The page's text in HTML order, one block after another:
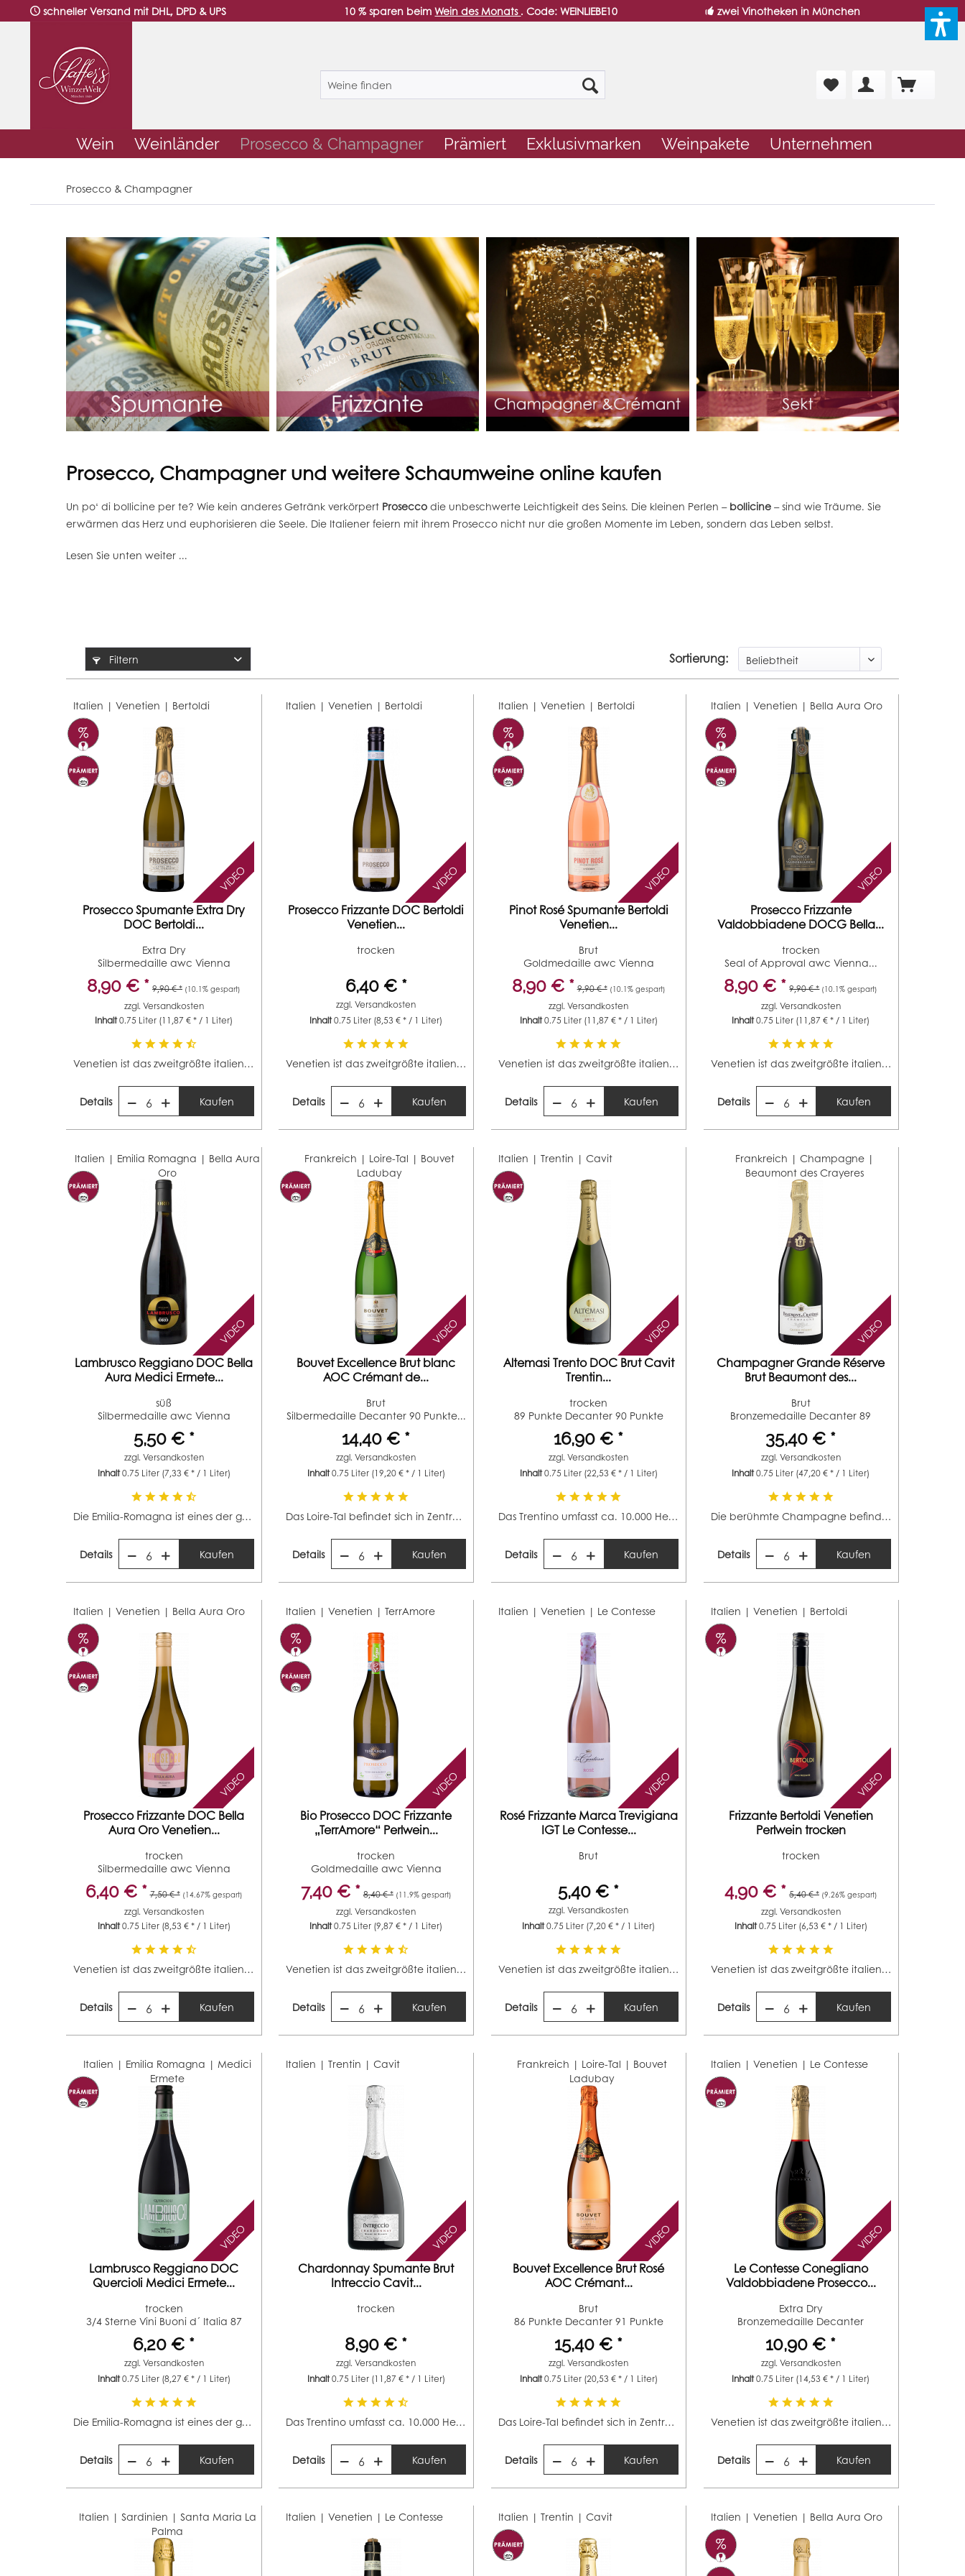
schneller Versand mit DHL, DPD & UPS 10 % sparen beimWein des Monats . Code: WEINLIEBE10 zwei Vinotheken in München
Wein Weinländer Prosecco & Champagner Prämiert Exklusivmarken Weinpakete Unternehmen
Prosecco & Champagner
Prosecco, Champagner und weitere Schaumweine online kaufen
Un po‘ di bollicine per te? Wie kein anderes Getränk verkörpert Prosecco die unbeschwerte Leichtigkeit des Seins. Die kleinen Perlen – bollicine – sind wie Träume. Sie
erwärmen das Herz und euphorisieren die Seele. Die Italiener feiern mit ihrem Prosecco nicht nur die großen Momente im Leben, sondern das Leben selbst.
Lesen Sie unten weiter ...
Filtern Sortierung:
Italien | Venetien | Bertoldi
VIDEO
Prosecco Spumante Extra Dry
DOC Bertoldi...
Extra Dry
Silbermedaille awc Vienna
Silbermedaille...
8,90 € * 9,90 € * (10.1% gespart)
zzgl. Versandkosten
Inhalt0.75 Liter (11,87 € * / 1 Liter)
Venetien ist das zweitgrößte italienische Weinbaugebiet...
Details 6 Kaufen
Italien | Venetien | Bertoldi
VIDEO
Prosecco Frizzante DOC Bertoldi
Venetien...
trocken
6,40 € *
zzgl.Versandkosten
Inhalt0.75 Liter (8,53 € * / 1 Liter)
Venetien ist das zweitgrößte italienische Weinbaugebiet...
Details 6 Kaufen
Italien | Venetien | Bertoldi
VIDEO
Pinot Rosé Spumante Bertoldi
Venetien...
Brut
Goldmedaille awc Vienna
Silbermedaille...
8,90 € * 9,90 € * (10.1% gespart)
zzgl.Versandkosten
Inhalt0.75 Liter (11,87 € * / 1 Liter)
Venetien ist das zweitgrößte italienische Weinbaugebiet...
Details 6 Kaufen
Italien | Venetien | Bella Aura Oro
VIDEO
Prosecco Frizzante
Valdobbiadene DOCG Bella...
trocken
Seal of Approval awc Vienna...
8,90 € * 9,90 € * (10.1% gespart)
zzgl. Versandkosten
Inhalt0.75 Liter (11,87 € * / 1 Liter)
Venetien ist das zweitgrößte italienische Weinbaugebiet...
Details 6 Kaufen
Italien | Emilia Romagna | Bella Aura
Oro
VIDEO
Lambrusco Reggiano DOC Bella
Aura Medici Ermete...
süß
Silbermedaille awc Vienna
5,50 € *
zzgl. Versandkosten
Inhalt0.75 Liter (7,33 € * / 1 Liter)
Die Emilia-Romagna ist eines der großen italienischen...
Details 6 Kaufen
Frankreich | Loire-Tal | Bouvet
Ladubay
VIDEO
Bouvet Excellence Brut blanc
AOC Crémant de...
Brut
Silbermedaille Decanter 90 Punkte...
14,40 € *
zzgl.Versandkosten
Inhalt0.75 Liter (19,20 € * / 1 Liter)
Das Loire-Tal befindet sich in Zentralfrankreich. Die...
Details 6 Kaufen
Italien | Trentin |Cavit
VIDEO
Altemasi Trento DOC Brut Cavit
Trentin...
trocken
89 Punkte Decanter 90 Punkte
Decanter 87...
16,90 € *
zzgl.Versandkosten
Inhalt0.75 Liter (22,53 € * / 1 Liter)
Das Trentino umfasst ca. 10.000 Hektar und ist somit...
Details 6 Kaufen
Frankreich | Champagne |
Beaumont des Crayeres
VIDEO
Champagner Grande Réserve
Brut Beaumont des...
Brut
Bronzemedaille Decanter 89
Punkte...
35,40 € *
zzgl. Versandkosten
Inhalt0.75 Liter (47,20 € * / 1 Liter)
Die berühmte Champagne befindet sich östlich von Paris...
Details 6 Kaufen
Italien | Venetien | Bella Aura Oro
VIDEO
Prosecco Frizzante DOC Bella
Aura Oro Venetien...
trocken
Silbermedaille awc Vienna
6,40 € * 7,50 € * (14.67% gespart)
zzgl. Versandkosten
Inhalt0.75 Liter (8,53 € * / 1 Liter)
Venetien ist das zweitgrößte italienische Weinbaugebiet...
Details 6 Kaufen
Italien | Venetien |TerrAmore
VIDEO
Bio Prosecco DOC Frizzante
„TerrAmore“ Perlwein...
trocken
Goldmedaille awc Vienna
Silbermedaille...
7,40 € * 8,40 € * (11.9% gespart)
zzgl.Versandkosten
Inhalt0.75 Liter (9,87 € * / 1 Liter)
Venetien ist das zweitgrößte italienische Weinbaugebiet...
Details 6 Kaufen
Italien | Venetien | Le Contesse
VIDEO
Rosé Frizzante Marca Trevigiana
IGT Le Contesse...
Brut
5,40 € *
zzgl.Versandkosten
Inhalt0.75 Liter (7,20 € * / 1 Liter)
Venetien ist das zweitgrößte italienische Weinbaugebiet...
Details 6 Kaufen
Italien | Venetien | Bertoldi
VIDEO
Frizzante Bertoldi Venetien
Perlwein trocken
trocken
4,90 € * 5,40 € * (9.26% gespart)
zzgl. Versandkosten
Inhalt0.75 Liter (6,53 € * / 1 Liter)
Venetien ist das zweitgrößte italienische Weinbaugebiet...
Details 6 Kaufen
Italien | Emilia Romagna | Medici
Ermete
VIDEO
Lambrusco Reggiano DOC
Quercioli Medici Ermete...
trocken
3/4 Sterne Vini Buoni d´ Italia 87
Punkte...
6,20 € *
zzgl. Versandkosten
Inhalt0.75 Liter (8,27 € * / 1 Liter)
Die Emilia-Romagna ist eines der großen italienischen...
Details 6 Kaufen
Italien | Trentin |Cavit
VIDEO
Chardonnay Spumante Brut
Intreccio Cavit...
trocken
8,90 € *
zzgl.Versandkosten
Inhalt0.75 Liter (11,87 € * / 1 Liter)
Das Trentino umfasst ca. 10.000 Hektar und ist somit...
Details 6 Kaufen
Frankreich | Loire-Tal | Bouvet
Ladubay
VIDEO
Bouvet Excellence Brut Rosé
AOC Crémant...
Brut
86 Punkte Decanter 91 Punkte
Falstaff...
15,40 € *
zzgl.Versandkosten
Inhalt0.75 Liter (20,53 € * / 1 Liter)
Das Loire-Tal befindet sich in Zentralfrankreich. Die...
Details 6 Kaufen
Italien | Venetien | Le Contesse
VIDEO
Le Contesse Conegliano
Valdobbiadene Prosecco...
Extra Dry
Bronzemedaille Decanter
(Jahrgang 2013)
10,90 € *
zzgl. Versandkosten
Inhalt0.75 Liter (14,53 € * / 1 Liter)
Venetien ist das zweitgrößte italienische Weinbaugebiet...
Details 6 Kaufen
Italien | Sardinien | Santa Maria La
Palma
Italien | Venetien | Le Contesse Italien | Trentin |Cavit Italien | Venetien | Bella Aura Oro